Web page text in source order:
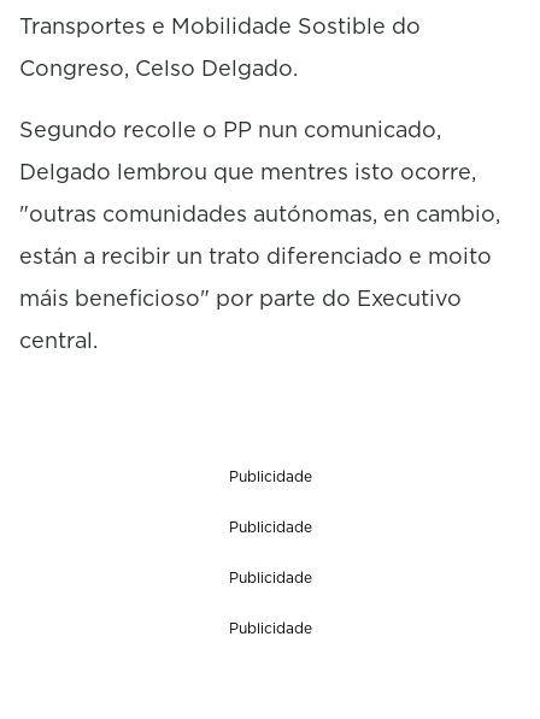
Transportes e Mobilidade Sostible do
Congreso, Celso Delgado.
Segundo recolle o PP nun comunicado,
Delgado lembrou que mentres isto ocorre,
"outras comunidades autónomas, en cambio,
están a recibir un trato diferenciado e moito
máis beneficioso" por parte do Executivo
central.
Publicidade
Publicidade
Publicidade
Publicidade